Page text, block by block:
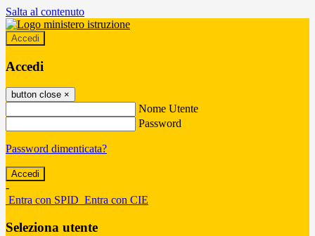
Salta al contenuto
Accedi
Accedi
button close ×
Nome Utente
Password
Password dimenticata?
-
Entra con SPID Entra con CIE
Seleziona utente